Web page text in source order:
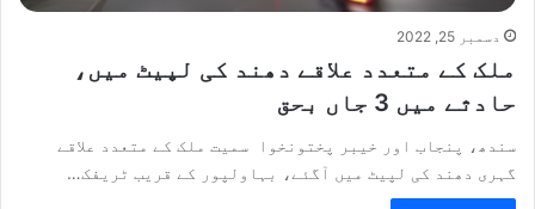
دسمبر 25, 2022
ملک کے متعدد علاقے دھند کی لپیٹ میں،
حادثے میں 3 جاں بحق
سندھ، پنجاب اور خیبر پختونخوا سمیت ملک کے متعدد علاقے
گہری دھند کی لپیٹ میں آگئے، بہاولپور کے قریب ٹریفک…